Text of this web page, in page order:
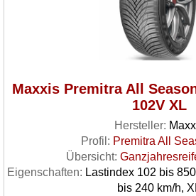
Maxxis Premitra All
102V XL
Hersteller:
Profil: Premitra All
Übersicht:
Eigenschaften: Lastindex 102 bis
bis 240 km/h,